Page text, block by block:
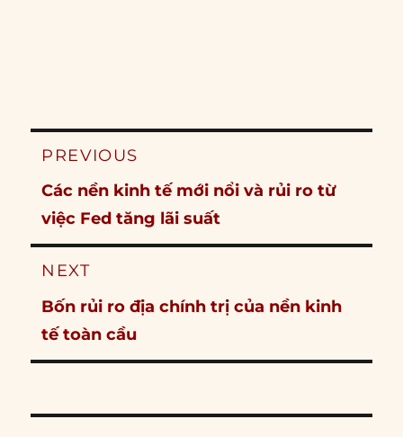
Post
PREVIOUS
Previous
post:
Các nền kinh tế mới nổi và rủi ro từ
việc Fed tăng lãi suất
NEXT
Next
post:
Bốn rủi ro địa chính trị của nền kinh
tế toàn cầu